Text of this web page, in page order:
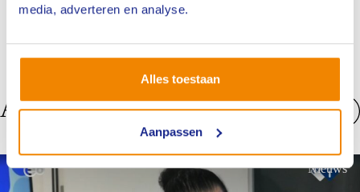
media, adverteren en analyse.
Alles toestaan
Aanpassen
Anderen bekeken ook
Nieuws